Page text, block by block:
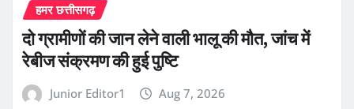
हमर छत्तीसगढ़
दो ग्रामीणों की जान लेने वाली भालू की मौत, जांच में
रेबीज संक्रमण की हुई पुष्टि
Junior Editor1 Aug 7, 2026